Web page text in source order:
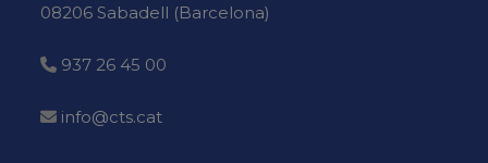
08206 Sabadell (Barcelona)
937 26 45 00
info@cts.cat